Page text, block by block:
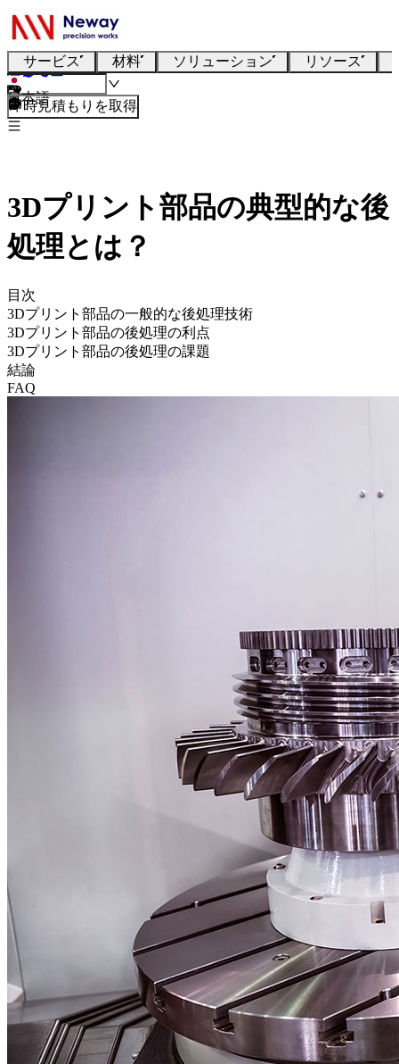
サービス 材料 ソリューション リソース
日本語
即時見積もりを取得
3Dプリント部品の典型的な後
処理とは？
目次
3Dプリント部品の一般的な後処理技術
3Dプリント部品の後処理の利点
3Dプリント部品の後処理の課題
結論
FAQ